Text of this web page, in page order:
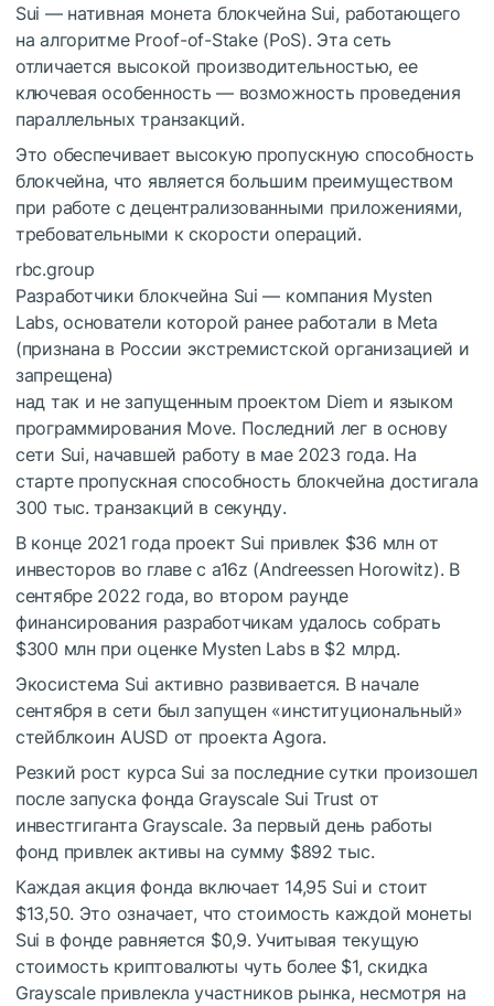
Sui — нативная монета блокчейна Sui, работающего
на алгоритме Proof-of-Stake (PoS). Эта сеть
отличается высокой производительностью, ее
ключевая особенность — возможность проведения
параллельных транзакций.
Это обеспечивает высокую пропускную способность
блокчейна, что является большим преимуществом
при работе с децентрализованными приложениями,
требовательными к скорости операций.
rbc.group
Разработчики блокчейна Sui — компания Mysten
Labs, основатели которой ранее работали в Meta
(признана в России экстремистской организацией и
запрещена)
над так и не запущенным проектом Diem и языком
программирования Move. Последний лег в основу
сети Sui, начавшей работу в мае 2023 года. На
старте пропускная способность блокчейна достигала
300 тыс. транзакций в секунду.
В конце 2021 года проект Sui привлек $36 млн от
инвесторов во главе с a16z (Andreessen Horowitz). В
сентябре 2022 года, во втором раунде
финансирования разработчикам удалось собрать
$300 млн при оценке Mysten Labs в $2 млрд.
Экосистема Sui активно развивается. В начале
сентября в сети был запущен «институциональный»
стейблкоин AUSD от проекта Agora.
Резкий рост курса Sui за последние сутки произошел
после запуска фонда Grayscale Sui Trust от
инвестгиганта Grayscale. За первый день работы
фонд привлек активы на сумму $892 тыс.
Каждая акция фонда включает 14,95 Sui и стоит
$13,50. Это означает, что стоимость каждой монеты
Sui в фонде равняется $0,9. Учитывая текущую
стоимость криптовалюты чуть более $1, скидка
Grayscale привлекла участников рынка, несмотря на